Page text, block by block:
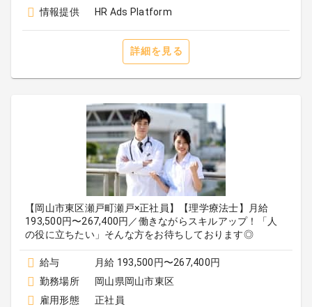
情報提供
HR Ads Platform
詳細を見る
【岡山市東区瀬戸町瀬戸×正社員】【理学療法士】月給
193,500円〜267,400円／働きながらスキルアップ！「人
の役に立ちたい」そんな方をお待ちしております◎
給与
月給 193,500円〜267,400円
勤務場所
岡山県岡山市東区
雇用形態
正社員